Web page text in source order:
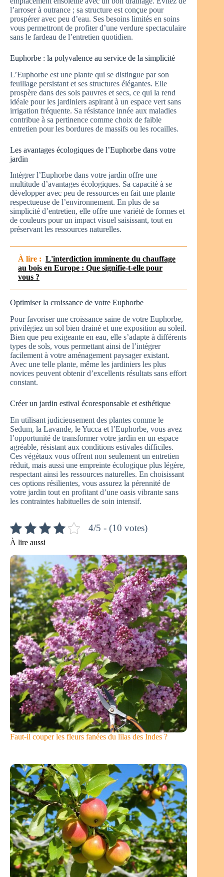
l’arroser à outrance ; sa structure est conçue pour
prospérer avec peu d’eau. Ses besoins limités en soins
vous permettront de profiter d’une verdure spectaculaire
sans le fardeau de l’entretien quotidien.
Euphorbe : la polyvalence au service de la simplicité
L’Euphorbe est une plante qui se distingue par son
feuillage persistant et ses structures élégantes. Elle
prospère dans des sols pauvres et secs, ce qui la rend
idéale pour les jardiniers aspirant à un espace vert sans
irrigation fréquente. Sa résistance innée aux maladies
contribue à sa pertinence comme choix de faible
entretien pour les bordures de massifs ou les rocailles.
Les avantages écologiques de l’Euphorbe dans votre
jardin
Intégrer l’Euphorbe dans votre jardin offre une
multitude d’avantages écologiques. Sa capacité à se
développer avec peu de ressources en fait une plante
respectueuse de l’environnement. En plus de sa
simplicité d’entretien, elle offre une variété de formes et
de couleurs pour un impact visuel saisissant, tout en
préservant les ressources naturelles.
À lire : L'interdiction imminente du chauffage
au bois en Europe : Que signifie-t-elle pour
vous ?
Optimiser la croissance de votre Euphorbe
Pour favoriser une croissance saine de votre Euphorbe,
privilégiez un sol bien drainé et une exposition au soleil.
Bien que peu exigeante en eau, elle s’adapte à différents
types de sols, vous permettant ainsi de l’intégrer
facilement à votre aménagement paysager existant.
Avec une telle plante, même les jardiniers les plus
novices peuvent obtenir d’excellents résultats sans effort
constant.
Créer un jardin estival écoresponsable et esthétique
En utilisant judicieusement des plantes comme le
Sedum, la Lavande, le Yucca et l’Euphorbe, vous avez
l’opportunité de transformer votre jardin en un espace
agréable, résistant aux conditions estivales difficiles.
Ces végétaux vous offrent non seulement un entretien
réduit, mais aussi une empreinte écologique plus légère,
respectant ainsi les ressources naturelles. En choisissant
ces options résilientes, vous assurez la pérennité de
votre jardin tout en profitant d’une oasis vibrante sans
les contraintes habituelles de soin intensif.
4/5 - (10 votes)
À lire aussi
Faut-il couper les fleurs fanées du lilas des Indes ?